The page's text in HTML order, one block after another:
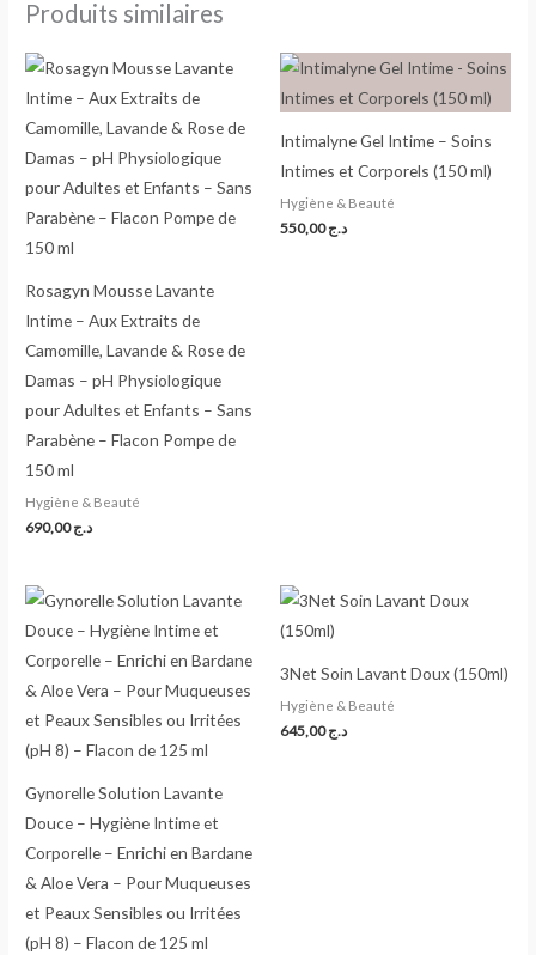
Produits similaires
Rosagyn Mousse Lavante
Intime – Aux Extraits de
Camomille, Lavande & Rose de
Damas – pH Physiologique
pour Adultes et Enfants – Sans
Parabène – Flacon Pompe de
150 ml
Hygiène & Beauté
د.ج690,00
Intimalyne Gel Intime – Soins
Intimes et Corporels (150 ml)
Hygiène & Beauté
د.ج550,00
Gynorelle Solution Lavante
Douce – Hygiène Intime et
Corporelle – Enrichi en Bardane
& Aloe Vera – Pour Muqueuses
et Peaux Sensibles ou Irritées
(pH 8) – Flacon de 125 ml
3Net Soin Lavant Doux (150ml)
Hygiène & Beauté
د.ج645,00